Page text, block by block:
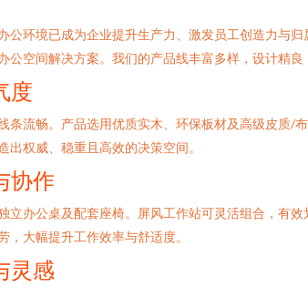
环境已成为企业提升生产力、激发员工创造力与
空间解决方案。我们的产品线丰富多样，设计精
度
条流畅。产品选用优质实木、环保板材及高级皮质
权威、稳重且高效的决策空间。
协作
办公桌及配套座椅。屏风工作站可灵活组合，有
大幅提升工作效率与舒适度。
灵感